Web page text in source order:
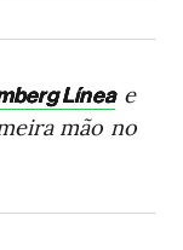
Línea e
mão no